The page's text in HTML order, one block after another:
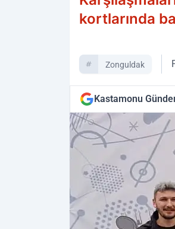
kortlarında
Zonguldak
Kastamonu